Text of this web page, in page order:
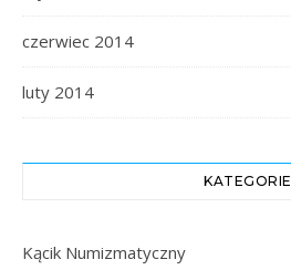
czerwiec 2014
luty 2014
KATEGORIE
Kącik Numizmatyczny